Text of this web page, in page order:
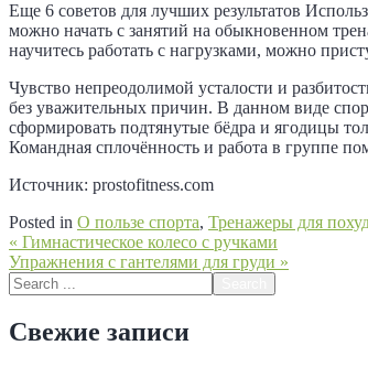
Еще 6 советов для лучших результатов
можно начать с занятий на обыкновенном
научитесь работать с нагрузками, можно
Чувство непреодолимой усталости и
без уважительных причин. В данном виде
сформировать подтянутые бёдра и ягодицы
Командная сплочённость и работа в группе
Источник: prostofitness.com
Posted in О пользе спорта, Тренажеры для
Навигация
по
« Гимнастическое колесо с ручками
Упражнения с гантелями для груди »
Search
for:
Свежие записи